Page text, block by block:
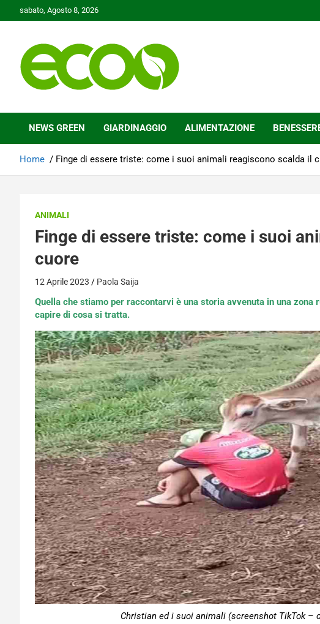
to
sabato, Agosto 8, 2026
Ecoo.it
NEWS GREEN GIARDINAGGIO ALIMENTAZIONE
Home Finge di essere triste: come i suoi animali reagiscono scalda il
ANIMALI
Finge di essere triste: come i suoi
cuore
12 Aprile 2023 Paola Saija
Quella che stiamo per raccontarvi è una storia avvenuta in una zona
capire di cosa si tratta.
Christian ed i suoi animali (screenshot TikTok –